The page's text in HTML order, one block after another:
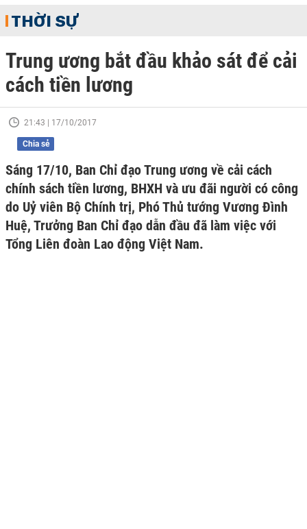
THỜI SỰ
Trung ương bắt đầu khảo sát để cải
cách tiền lương
21:43 | 17/10/2017
Chia sẻ
Sáng 17/10, Ban Chỉ đạo Trung ương về cải cách
chính sách tiền lương, BHXH và ưu đãi người có công
do Uỷ viên Bộ Chính trị, Phó Thủ tướng Vương Đình
Huệ, Trưởng Ban Chỉ đạo dẫn đầu đã làm việc với
Tổng Liên đoàn Lao động Việt Nam.